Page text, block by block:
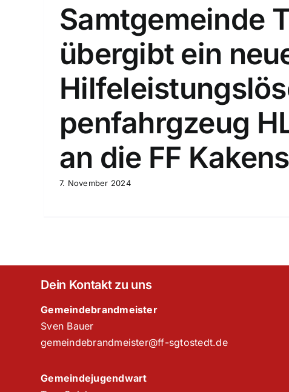
Samtgemeinde
übergibt ein
penfahrgzeug
an die FF
7. November 2024
Dein Kontakt zu uns
Gemeindebrandmeister
Sven Bauer
gemeindebrandmeister@ff-sgtostedt.de
Gemeindejugendwart